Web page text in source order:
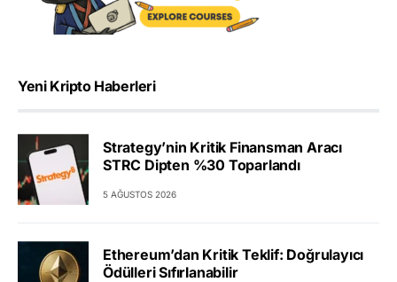
Yeni Kripto Haberleri
Strategy’nin Kritik Finansman Aracı
STRC Dipten %30 Toparlandı
5 AĞUSTOS 2026
Ethereum’dan Kritik Teklif: Doğrulayıcı
Ödülleri Sıfırlanabilir